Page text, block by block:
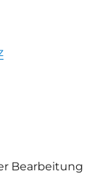
Bearbeitung